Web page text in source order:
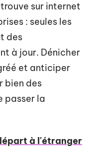
sur internet
: seules les
des
à jour. Dénicher
et anticiper
bien des
passer la
à l'étranger